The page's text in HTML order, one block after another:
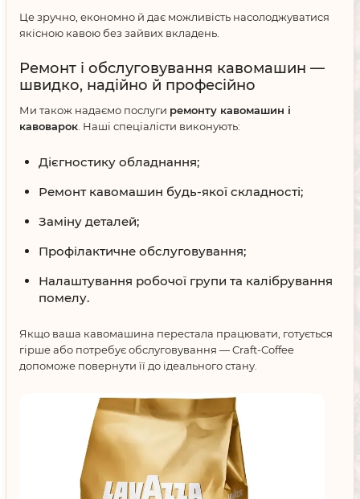
Це зручно, економно й дає можливість насолоджуватися
якісною кавою без зайвих вкладень.
Ремонт і обслуговування кавомашин —
швидко, надійно й професійно
Ми також надаємо послуги ремонту кавомашин і
кавоварок . Наші спеціалісти виконують:
Дієгностику обладнання;
Ремонт кавомашин будь-якої складності;
Заміну деталей;
Профілактичне обслуговування;
Налаштування робочої групи та калібрування
помелу.
Якщо ваша кавомашина перестала працювати, готується
гірше або потребує обслуговування — Craft-Coffee
допоможе повернути її до ідеального стану.